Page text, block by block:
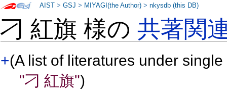
刁 紅旗 様の共著関
+(A list of literatures under
"刁 紅旗")
AIST >GSJ > MIYAGI(the Author) >nkysdb (this DB)